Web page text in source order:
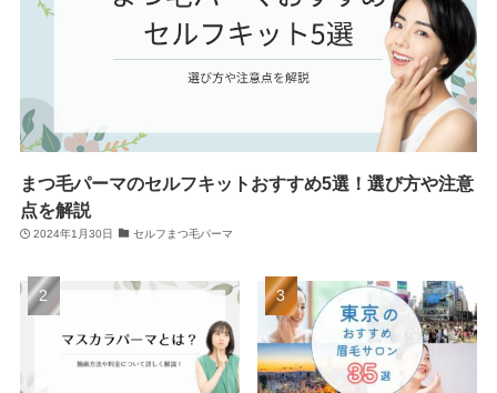
まつ毛パーマのセルフキットおすすめ5選！選び方や注意
点を解説
2024年1月30日 セルフまつ毛パーマ